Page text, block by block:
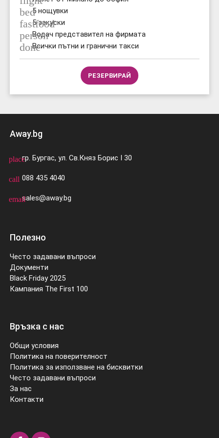
bed5 нощувки
fastfood
5 закуски
person
Водач представител на фирмата
doneВсички пътни и гранични такси
РЕЗЕРВИРАЙ
Away.bg
placeгр. Бургас, ул. Св.Княз Борис I 30
call 088 435 4040
emailsales@away.bg
Полезно
Често задавани въпроси
Документи
Black Friday 2025
Кампания The First 100
Връзка с нас
Общи условия
Политика на поверителност
Политика за използване на бисквитки
Често задавани въпроси
За нас
Контакти